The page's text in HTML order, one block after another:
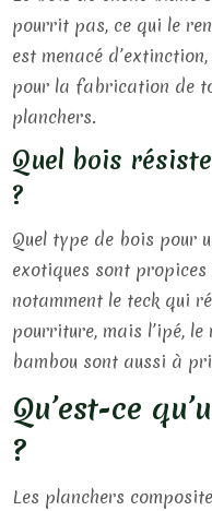
pourrit pas, ce qui le
est menacé
pour la fabrication de
planchers.
Quel bois
?
Quel type de bois pour
exotiques sont
notamment le teck qui
pourriture, mais l’ipé, le
bambou sont aussi à
Qu’est-ce
?
Les planchers